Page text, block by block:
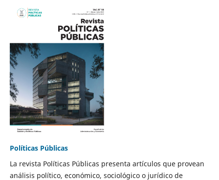
Políticas Públicas
La revista Políticas Públicas presenta artículos que provean
análisis político, económico, sociológico o jurídico de